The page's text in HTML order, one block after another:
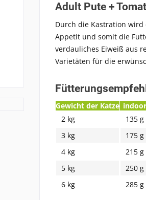
Adult Pute +
Durch die Kastration
Appetit und somit die
verdauliches Eiweiß aus
Varietäten für die
Gewicht der Katze indoor
2 kg
135 g
3 kg
175 g
4 kg
215 g
5 kg
250 g
6 kg
285 g